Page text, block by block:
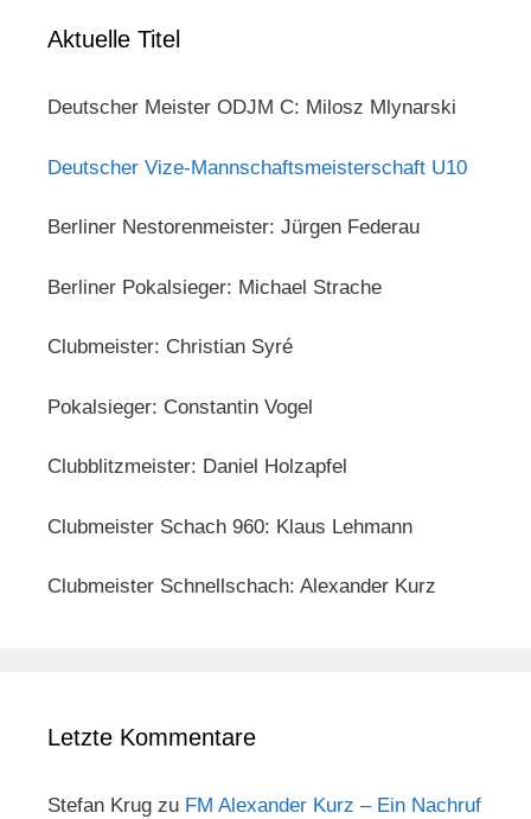
Aktuelle Titel
Deutscher Meister ODJM C: Milosz Mlynarski
Deutscher Vize-Mannschaftsmeisterschaft U10
Berliner Nestorenmeister: Jürgen Federau
Berliner Pokalsieger: Michael Strache
Clubmeister: Christian Syré
Pokalsieger: Constantin Vogel
Clubblitzmeister: Daniel Holzapfel
Clubmeister Schach 960: Klaus Lehmann
Clubmeister Schnellschach: Alexander Kurz
Letzte Kommentare
Stefan Krug zu FM Alexander Kurz – Ein Nachruf